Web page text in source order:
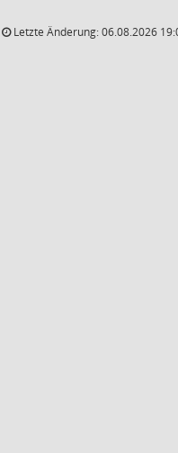
Letzte Änderung: 06.08.2026